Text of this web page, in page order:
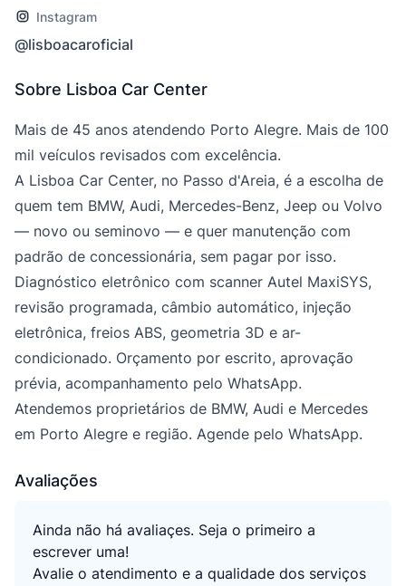
Instagram
@lisboacaroficial
Sobre Lisboa Car Center
Mais de 45 anos atendendo Porto Alegre. Mais de 100
mil veículos revisados com excelência.
A Lisboa Car Center, no Passo d'Areia, é a escolha de
quem tem BMW, Audi, Mercedes-Benz, Jeep ou Volvo
— novo ou seminovo — e quer manutenção com
padrão de concessionária, sem pagar por isso.
Diagnóstico eletrônico com scanner Autel MaxiSYS,
revisão programada, câmbio automático, injeção
eletrônica, freios ABS, geometria 3D e ar-
condicionado. Orçamento por escrito, aprovação
prévia, acompanhamento pelo WhatsApp.
Atendemos proprietários de BMW, Audi e Mercedes
em Porto Alegre e região. Agende pelo WhatsApp.
Avaliações
Ainda não há avaliaçes. Seja o primeiro a
escrever uma!
Avalie o atendimento e a qualidade dos serviços